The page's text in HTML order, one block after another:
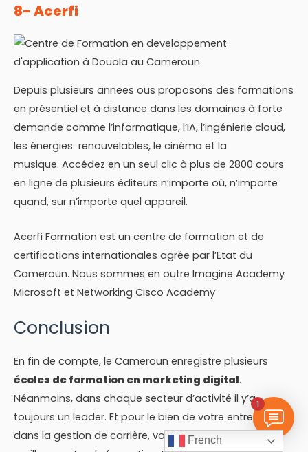
8- Acerfi
Depuis plusieurs annees ous proposons des formations
en présentiel et à distance dans les domaines à forte
demande comme l’informatique, l’IA, l’ingénierie cloud,
les énergies renouvelables, le cinéma et la
musique. Accédez en un seul clic à plus de 2800 cours
en ligne de plusieurs éditeurs n’importe où, n’importe
quand, sur n’importe quel appareil.
Acerfi Formation est un centre de formation et de
certifications internationales agrée par l’Etat du
Cameroun. Nous sommes en outre Imagine Academy
Microsoft et Networking Cisco Academy
Conclusion
En fin de compte, le Cameroun enregistre plusieurs
écoles de formation en marketing digital.
Néanmoins, dans chaque secteur d’activité il y’a
toujours un leader. Et pour le bien de votre entreprise
dans la gestion de carrière, vous devez choisir le
French
1